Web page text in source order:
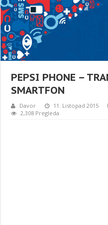
PEPSI PHONE –
SMARTFON
Davor 11. Listopad 2015
2,308 Pregleda